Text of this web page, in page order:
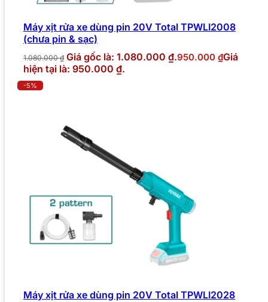
Máy xịt rửa xe dùng pin 20V Total TPWLI2008
(chưa pin & sạc)
1.080.000₫ Giá gốc là: 1.080.000 ₫.950.000 ₫Giá
hiện tại là: 950.000 ₫.
-5%
Máy xịt rửa xe dùng pin 20V Total TPWLI2028